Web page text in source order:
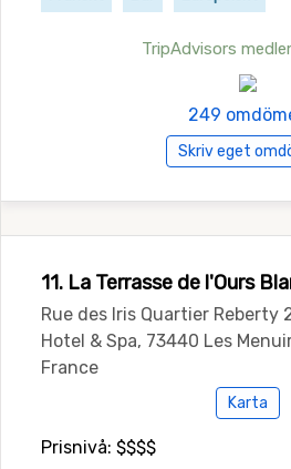
TripAdvisors
249
Skriv eget
11. La Terrasse de l'Ours
Rue des Iris Quartier Reberty
Hotel & Spa, 73440 Les
France
Karta
Prisnivå: $$$$